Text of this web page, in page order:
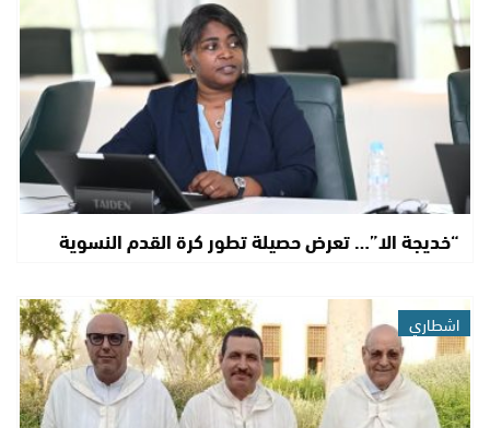
“خديجة الا”… تعرض حصيلة تطور كرة القدم النسوية
اشطاري